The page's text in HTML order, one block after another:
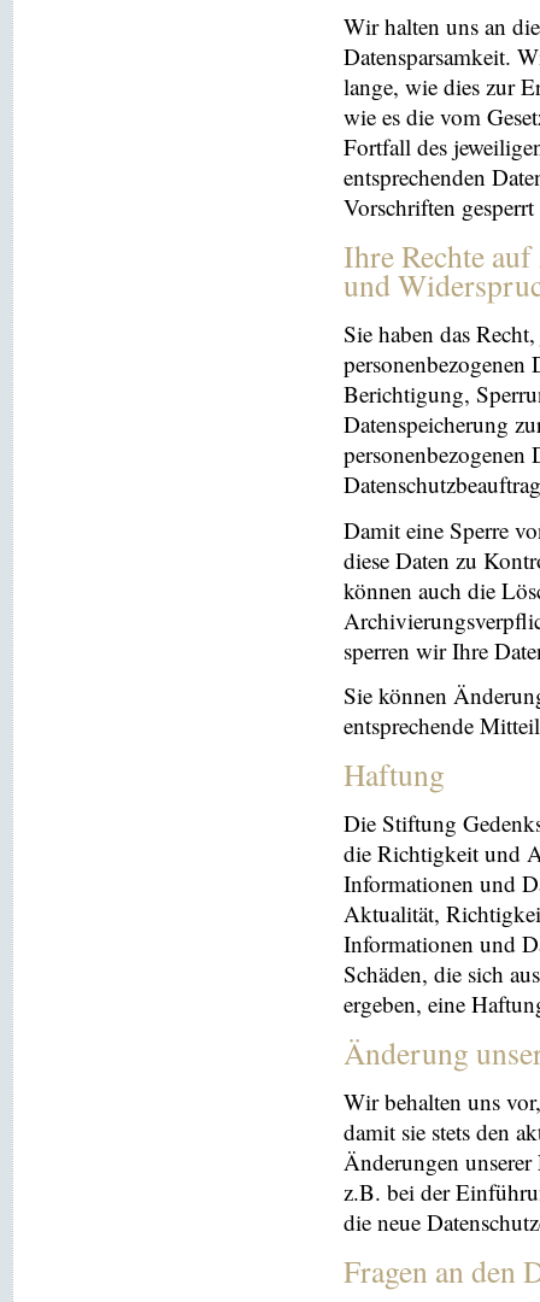
Wir halten uns an
Datensparsamkeit.
lange, wie dies zur
wie es die vom
Fortfall des
entsprechenden
Vorschriften
Ihre Rechte
und
Sie haben das
personenbezogenen
Berichtigung,
Datenspeicherung
personenbezogenen
Damit eine Sperre
diese Daten zu
können auch die
sperren wir Ihre
Sie können
entsprechende
Haftung
Die Stiftung
die Richtigkeit und
Informationen und
Aktualität,
Informationen und
Schäden, die sich
ergeben, eine
Änderung
Wir behalten uns
damit sie stets den
Änderungen
z.B. bei der
die neue
Fragen an den